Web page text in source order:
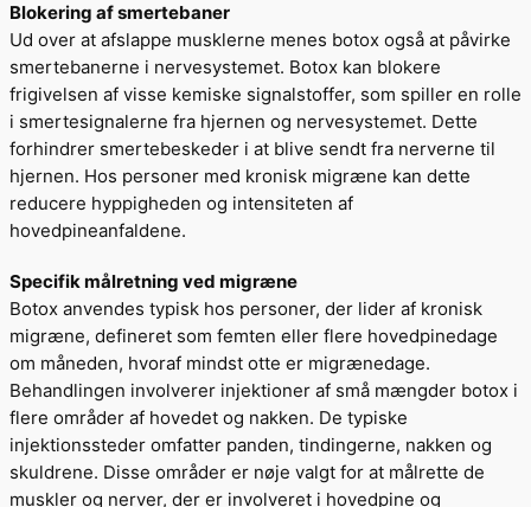
Blokering af smertebaner
Ud over at afslappe musklerne menes botox også at påvirke
smertebanerne i nervesystemet. Botox kan blokere
frigivelsen af visse kemiske signalstoffer, som spiller en rolle
i smertesignalerne fra hjernen og nervesystemet. Dette
forhindrer smertebeskeder i at blive sendt fra nerverne til
hjernen. Hos personer med kronisk migræne kan dette
reducere hyppigheden og intensiteten af
hovedpineanfaldene.
Specifik målretning ved migræne
Botox anvendes typisk hos personer, der lider af kronisk
migræne, defineret som femten eller flere hovedpinedage
om måneden, hvoraf mindst otte er migrænedage.
Behandlingen involverer injektioner af små mængder botox i
flere områder af hovedet og nakken. De typiske
injektionssteder omfatter panden, tindingerne, nakken og
skuldrene. Disse områder er nøje valgt for at målrette de
muskler og nerver, der er involveret i hovedpine og